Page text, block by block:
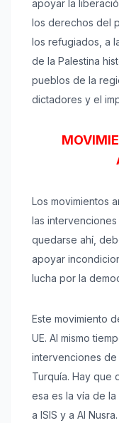
apoyar la
los derechos del
los refugiados, a
de la Palestina
pueblos de la
dictadores y el
Los movimientos
las
quedarse ahí,
apoyar
lucha por la
Este movimiento
UE. Al mismo
intervenciones de
Turquía. Hay que
esa es la vía de la
a ISIS y a Al